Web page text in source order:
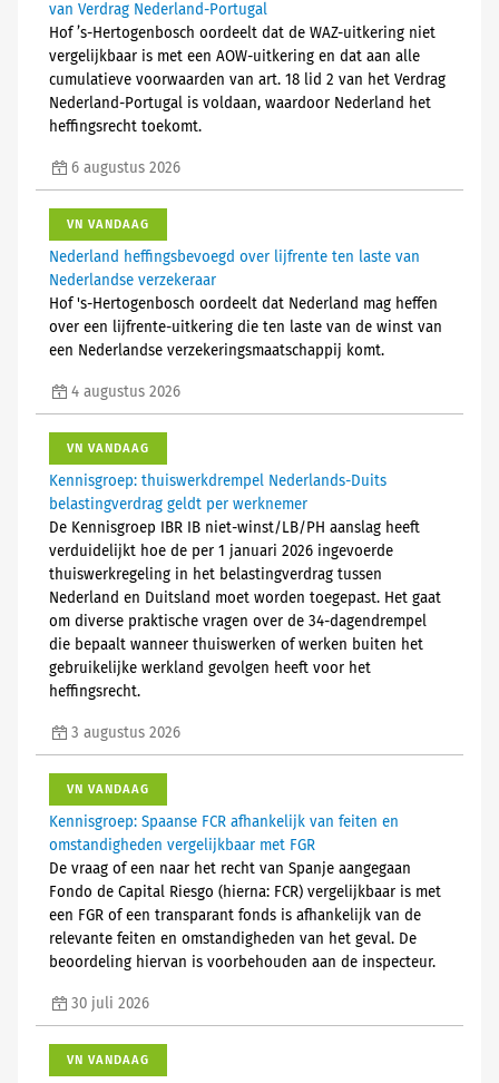
van Verdrag Nederland-Portugal
Hof ’s-Hertogenbosch oordeelt dat de WAZ-uitkering niet
vergelijkbaar is met een AOW-uitkering en dat aan alle
cumulatieve voorwaarden van art. 18 lid 2 van het Verdrag
Nederland-Portugal is voldaan, waardoor Nederland het
heffingsrecht toekomt.
6 augustus 2026
VN VANDAAG
Nederland heffingsbevoegd over lijfrente ten laste van
Nederlandse verzekeraar
Hof 's-Hertogenbosch oordeelt dat Nederland mag heffen
over een lijfrente-uitkering die ten laste van de winst van
een Nederlandse verzekeringsmaatschappij komt.
4 augustus 2026
VN VANDAAG
Kennisgroep: thuiswerkdrempel Nederlands-Duits
belastingverdrag geldt per werknemer
De Kennisgroep IBR IB niet-winst/LB/PH aanslag heeft
verduidelijkt hoe de per 1 januari 2026 ingevoerde
thuiswerkregeling in het belastingverdrag tussen
Nederland en Duitsland moet worden toegepast. Het gaat
om diverse praktische vragen over de 34-dagendrempel
die bepaalt wanneer thuiswerken of werken buiten het
gebruikelijke werkland gevolgen heeft voor het
heffingsrecht.
3 augustus 2026
VN VANDAAG
Kennisgroep: Spaanse FCR afhankelijk van feiten en
omstandigheden vergelijkbaar met FGR
De vraag of een naar het recht van Spanje aangegaan
Fondo de Capital Riesgo (hierna: FCR) vergelijkbaar is met
een FGR of een transparant fonds is afhankelijk van de
relevante feiten en omstandigheden van het geval. De
beoordeling hiervan is voorbehouden aan de inspecteur.
30 juli 2026
VN VANDAAG